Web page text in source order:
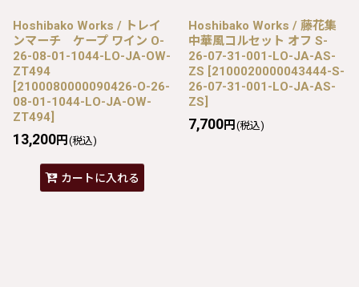
Hoshibako Works / トレイ
ンマーチ ケープ ワイン O-
26-08-01-1044-LO-JA-OW-
ZT494
[2100080000090426-O-26-
08-01-1044-LO-JA-OW-
ZT494]
13,200円 (税込)
カートに入れる
Hoshibako Works / 藤花集
中華風コルセット オフ S-
26-07-31-001-LO-JA-AS-
ZS [2100020000043444-S-
26-07-31-001-LO-JA-AS-
ZS]
7,700円 (税込)